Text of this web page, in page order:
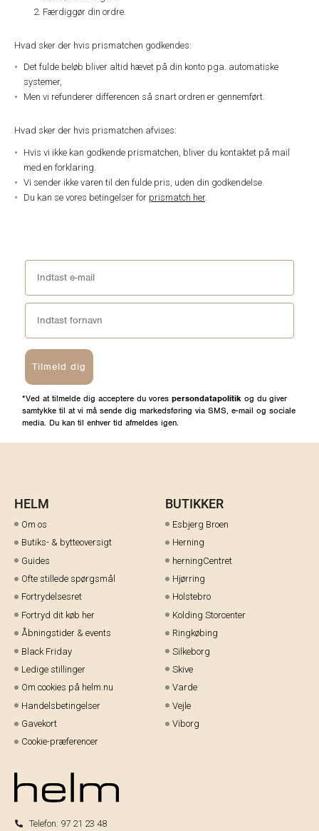
Færdiggør din ordre.
Hvad sker der hvis prismatchen godkendes:
Det fulde beløb bliver altid hævet på din konto pga. automatiske
systemer,
Men vi refunderer differencen så snart ordren er gennemført.
Hvad sker der hvis prismatchen afvises:
Hvis vi ikke kan godkende prismatchen, bliver du kontaktet på mail
med en forklaring.
Vi sender ikke varen til den fulde pris, uden din godkendelse.
Du kan se vores betingelser for prismatch her.
Tilmeld dig
*Ved at tilmelde dig acceptere du vores persondatapolitik og du giver
samtykke til at vi må sende dig markedsføring via SMS, e-mail og sociale
media. Du kan til enhver tid afmeldes igen.
HELM
Om os
Butiks- & bytteoversigt
Guides
Ofte stillede spørgsmål
Fortrydelsesret
Fortryd dit køb her
Åbningstider & events
Black Friday
Ledige stillinger
Om cookies på helm.nu
Handelsbetingelser
Gavekort
Cookie-præferencer
BUTIKKER
Esbjerg Broen
Herning
herningCentret
Hjørring
Holstebro
Kolding Storcenter
Ringkøbing
Silkeborg
Skive
Varde
Vejle
Viborg
Telefon: 97 21 23 48